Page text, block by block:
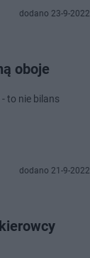
dodano 23-9-2022
oboje
to nie bilans
dodano 21-9-2022